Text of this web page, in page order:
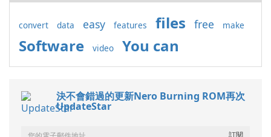
convert data easy features files free make
Software video You can
決不會錯過的更新Nero Burning ROM再次
UpdateStar